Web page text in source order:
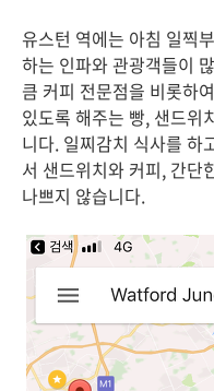
유스턴 역에는 아침 일찍
하는 인파와 관광객들이
큼 커피 전문점을 비롯하
있도록 해주는 빵, 샌드위
니다. 일찌감치 식사를 하
서 샌드위치와 커피, 간단
나쁘지 않습니다.